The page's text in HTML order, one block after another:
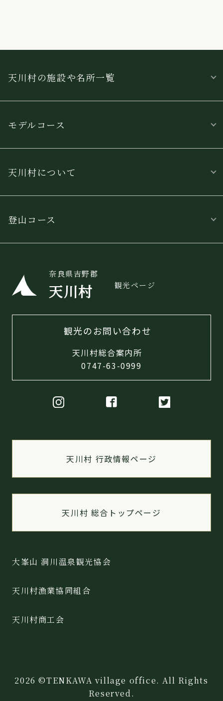
天川村の施設や名所一覧
モデルコース
天川村について
登山コース
奈良県吉野郡
天川村 観光ページ
観光のお問い合わせ
天川村総合案内所
0747-63-0999
天川村 行政情報ページ
天川村 総合トップページ
大峯山 洞川温泉観光協会
天川村漁業協同組合
天川村商工会
2026 ©TENKAWA village office. All Rights
Reserved.